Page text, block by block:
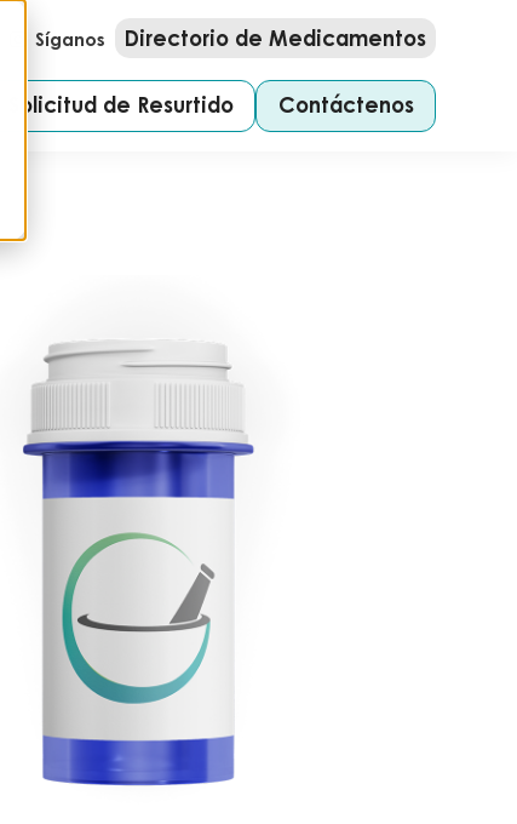
Síganos Directorio de Medicamentos
Solicitud de Resurtido Contáctenos